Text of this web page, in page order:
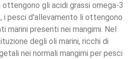
gli acidi grassi omega-3
i pesci d'allevamento li ottengono
marini presenti nei mangimi. Nel
degli oli marini, ricchi di
nei normali mangimi per pesci